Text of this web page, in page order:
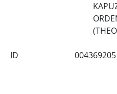
ID 004369205